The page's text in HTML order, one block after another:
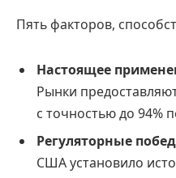
Пять факторов,
Настоящее
Рынки
с точностью до 94%
Регуляторные
США установило